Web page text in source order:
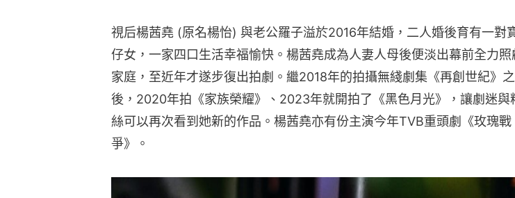
視后楊茜堯 (原名楊怡) 與老公羅子溢於2016年結婚，二人婚後育有一對
仔女，一家四口生活幸福愉快。楊茜堯成為人妻人母後便淡出幕前全力照
家庭，至近年才遂步復出拍劇。繼2018年的拍攝無綫劇集《再創世紀》之
後，2020年拍《家族榮耀》、2023年就開拍了《黑色月光》，讓劇迷與
絲可以再次看到她新的作品。楊茜堯亦有份主演今年TVB重頭劇《玫瑰戰
爭》。